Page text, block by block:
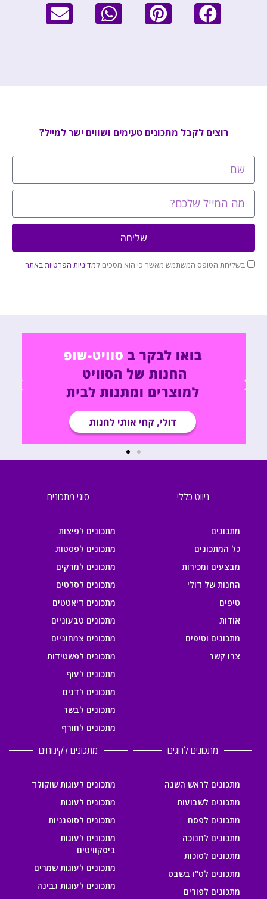
רוצים לקבל מתכונים טעימים ושווים ישר למייל?
בשליחת הטופס המשתמש מאשר כי הוא מסכים למדיניות הפרטיות באתר
שליחה
ניווט כללי
מתכונים
כל המתכונים
מבצעים ומכירות
החנות של דולי
טיפים
אודות
מתכונים וטיפים
צרו קשר
סוגי מתכונים
מתכונים לפיצות
מתכונים לפסטות
מתכונים למרקים
מתכונים לסלטים
מתכונים דיאטטים
מתכונים טבעוניים
מתכונים צמחוניים
מתכונים לפשטידות
מתכונים לעוף
מתכונים לדגים
מתכונים לבשר
מתכונים לחורף
מתכונים לחגים
מתכונים לראש השנה
מתכונים לשבועות
מתכונים לפסח
מתכונים לחנוכה
מתכונים לסוכות
מתכונים לט"ו בשבט
מתכונים לפורים
מתכונים לקינוחים
מתכונים לעוגות שוקולד
מתכונים לעוגות
מתכונים לסופגניות
מתכונים לעוגות
ביסקוויטים
מתכונים לעוגות שמרים
מתכונים לעוגות גבינה